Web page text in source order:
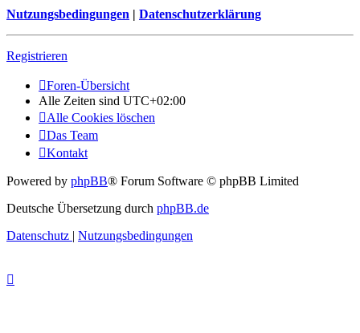
Nutzungsbedingungen | Datenschutzerklärung
Registrieren
Foren-Übersicht
Alle Zeiten sind UTC+02:00
Alle Cookies löschen
Das Team
Kontakt
Powered by phpBB® Forum Software © phpBB Limited
Deutsche Übersetzung durch phpBB.de
Datenschutz | Nutzungsbedingungen